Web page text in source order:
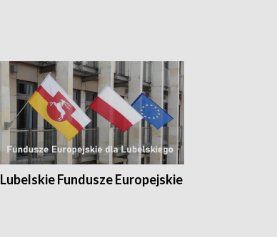
Lubelskie Fundusze Europejskie